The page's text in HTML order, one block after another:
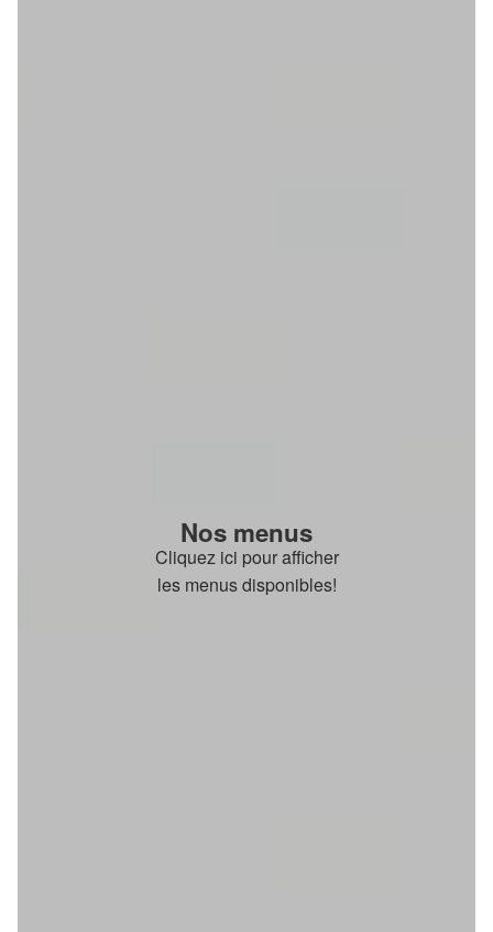
Nos menus
Cliquez ici pour afficher
les menus disponibles!